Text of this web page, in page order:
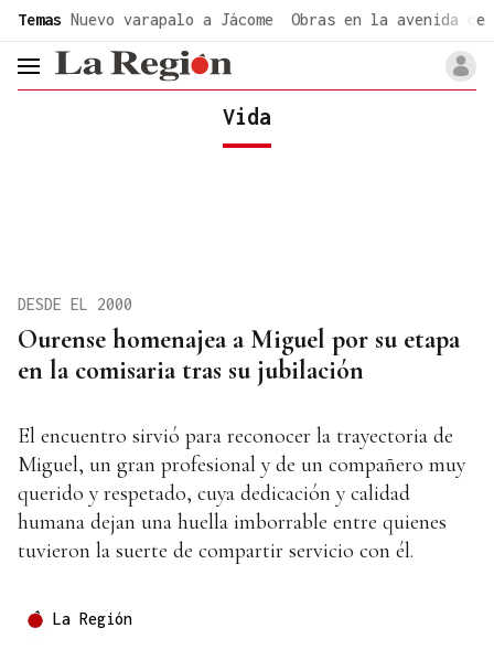
Temas Nuevo varapalo a Jácome Obras en la avenida de
header.menu.open
Vida
Ourense homenajea a Miguel por su etapa
en la comisaria tras su jubilación
DESDE EL 2000
El encuentro sirvió para reconocer la trayectoria de
Miguel, un gran profesional y de un compañero muy
querido y respetado, cuya dedicación y calidad
humana dejan una huella imborrable entre quienes
tuvieron la suerte de compartir servicio con él.
La Región